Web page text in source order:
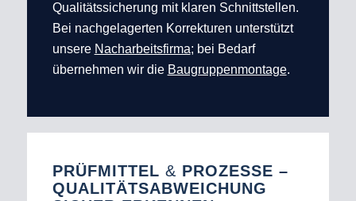
Qualitätssicherung mit klaren Schnittstellen.
Bei nachgelagerten Korrekturen unterstützt
unsere Nacharbeitsfirma; bei Bedarf
übernehmen wir die Baugruppenmontage.
PRÜFMITTEL & PROZESSE –
QUALITÄTSABWEICHUNG